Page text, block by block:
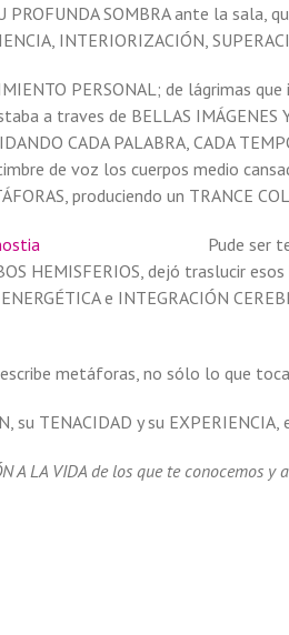
PROFUNDA SOMBRA ante la sala,
INTERIORIZACIÓN,
PERSONAL; de lágrimas
a traves de BELLAS IMÁGENES
CADA PALABRA, CADA
de voz los cuerpos medio
produciendo un TRANCE
Pude ser
HEMISFERIOS, dejó traslucir
e INTEGRACIÓN
metáforas, no sólo lo que toca
su TENACIDAD y su
A LA VIDA de los que te conocemos